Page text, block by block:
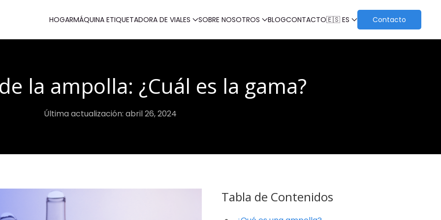
HOGARMÁQUINA ETIQUETADORA DE VIALES SOBRE NOSOTROS BLOGCONTACTO🇪🇸 ES Contacto
la ampolla: ¿Cuál es la gama?
Última actualización: abril 26, 2024
Tabla de Contenidos